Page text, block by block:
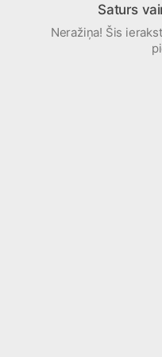
Saturs
Neražiņa! Šis